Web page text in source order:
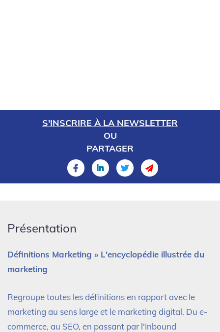
S'INSCRIRE À LA NEWSLETTER
OU
PARTAGER
Présentation
Définitions Marketing » L'encyclopédie illustrée du
marketing
Regroupe toutes les définitions en rapport avec le
marketing au sens large et le marketing digital. Du e-
commerce, au SEO, en passant par l'Inbound